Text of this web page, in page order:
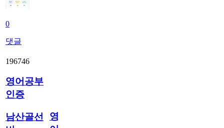
0
댓글
196746
영어공부
인증
남산골선
영